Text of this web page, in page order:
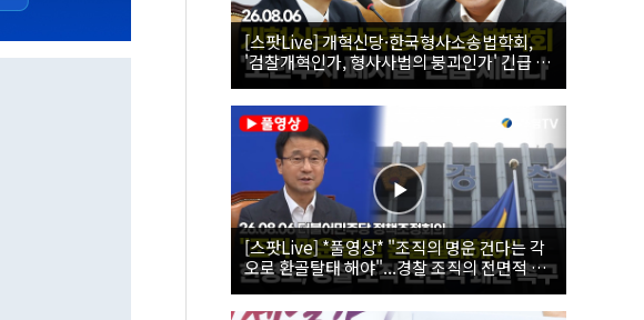
[스팟Live] 개혁신당·한국형사소송법학회,
'검찰개혁인가, 형사사법의 붕괴인가' 긴급 세
미나｜26.08.06
[스팟Live] *풀영상* "조직의 명운 건다는 각
오로 환골탈태 해야"...경찰 조직의 전면적 쇄
신 촉구한 한병도 | 26.08.06 더불어민주당 정
책조정회의